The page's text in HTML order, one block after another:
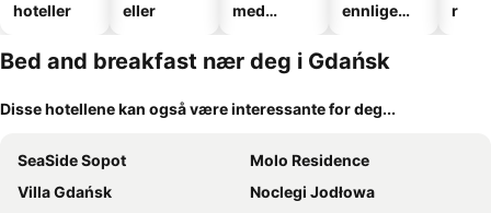
hoteller
eller
med
ennlige
r
Bed and breakfast nær deg i Gdańsk
Disse hotellene kan også være interessante for deg...
SeaSide Sopot
Molo Residence
Villa Gdańsk
Noclegi Jodłowa